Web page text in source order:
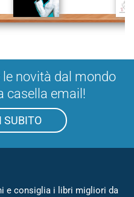
le novità dal mondo
casella email!
SUBITO
e consiglia i libri migliori da